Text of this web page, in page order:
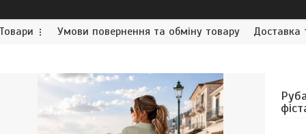
Умови повернення та обміну товару Доставка